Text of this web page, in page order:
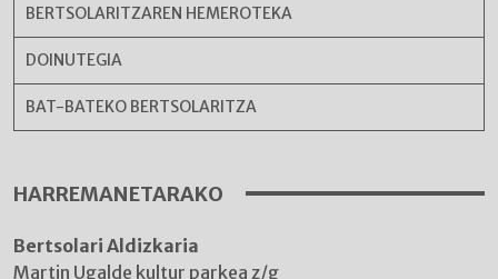
BERTSOLARITZAREN HEMEROTEKA
DOINUTEGIA
BAT-BATEKO BERTSOLARITZA
HARREMANETARAKO
Bertsolari Aldizkaria
Martin Ugalde kultur parkea z/g